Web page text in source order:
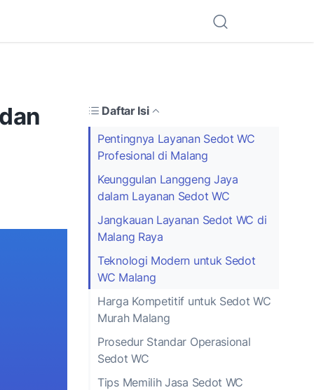
Daftar Isi
Pentingnya Layanan Sedot WC
Profesional di Malang
Keunggulan Langgeng Jaya
dalam Layanan Sedot WC
Jangkauan Layanan Sedot WC di
Malang Raya
Teknologi Modern untuk Sedot
WC Malang
Harga Kompetitif untuk Sedot WC
Murah Malang
Prosedur Standar Operasional
Sedot WC
Tips Memilih Jasa Sedot WC